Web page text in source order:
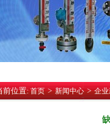
前位置:首页>新闻中心>企